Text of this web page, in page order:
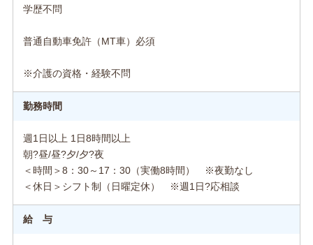
学歴不問
普通自動車免許（MT車）必須
※介護の資格・経験不問
勤務時間
週1日以上 1日8時間以上
朝?昼/昼?夕/夕?夜
＜時間＞8：30～17：30（実働8時間） ※夜勤なし
＜休日＞シフト制（日曜定休） ※週1日?応相談
給 与